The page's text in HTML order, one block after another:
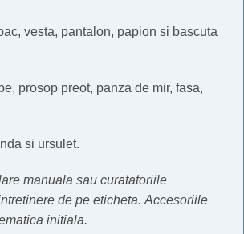
vesta, pantalon, papion si bascuta
prosop preot, panza de mir, fasa,
si ursulet.
manuala sau curatatoriile
de pe eticheta. Accesoriile
initiala.